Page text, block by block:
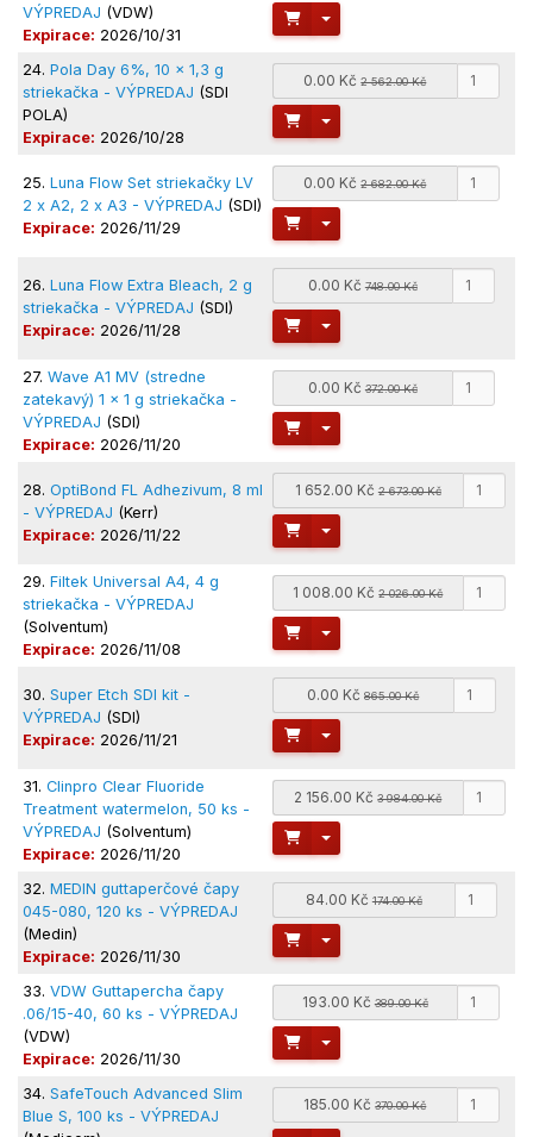
VÝPREDAJ (VDW)
Expirace: 2026/10/31
Toggle Dropdown
24. Pola Day 6%, 10 x 1,3 g
striekačka - VÝPREDAJ (SDI
POLA)
Expirace: 2026/10/28
0.00 Kč2 562.00 Kč
Toggle Dropdown
25. Luna Flow Set striekačky LV
2 x A2, 2 x A3 - VÝPREDAJ (SDI)
Expirace: 2026/11/29
0.00 Kč2 682.00 Kč
Toggle Dropdown
26. Luna Flow Extra Bleach, 2 g
striekačka - VÝPREDAJ (SDI)
Expirace: 2026/11/28
0.00 Kč748.00 Kč
Toggle Dropdown
27. Wave A1 MV (stredne
zatekavý) 1 x 1 g striekačka -
VÝPREDAJ (SDI)
Expirace: 2026/11/20
0.00 Kč372.00 Kč
Toggle Dropdown
28. OptiBond FL Adhezivum, 8 ml
- VÝPREDAJ (Kerr)
Expirace: 2026/11/22
1 652.00 Kč2 673.00 Kč
Toggle Dropdown
29. Filtek Universal A4, 4 g
striekačka - VÝPREDAJ
(Solventum)
Expirace: 2026/11/08
1 008.00 Kč2 026.00 Kč
Toggle Dropdown
30. Super Etch SDI kit -
VÝPREDAJ (SDI)
Expirace: 2026/11/21
0.00 Kč865.00 Kč
Toggle Dropdown
31. Clinpro Clear Fluoride
Treatment watermelon, 50 ks -
VÝPREDAJ (Solventum)
Expirace: 2026/11/20
2 156.00 Kč3 984.00 Kč
Toggle Dropdown
32. MEDIN guttaperčové čapy
045-080, 120 ks - VÝPREDAJ
(Medin)
Expirace: 2026/11/30
84.00 Kč174.00 Kč
Toggle Dropdown
33. VDW Guttapercha čapy
.06/15-40, 60 ks - VÝPREDAJ
(VDW)
Expirace: 2026/11/30
193.00 Kč389.00 Kč
Toggle Dropdown
34. SafeTouch Advanced Slim
Blue S, 100 ks - VÝPREDAJ
185.00 Kč370.00 Kč